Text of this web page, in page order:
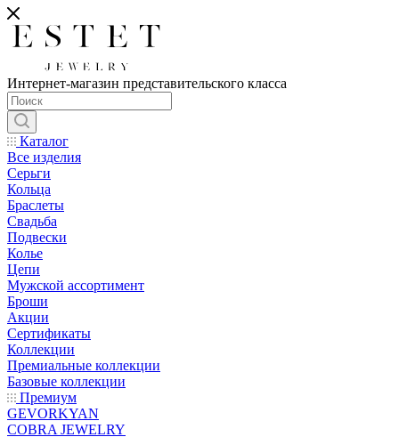
Интернет-магазин представительского класса
Каталог
Все изделия
Серьги
Кольца
Браслеты
Свадьба
Подвески
Колье
Цепи
Мужской ассортимент
Броши
Акции
Сертификаты
Коллекции
Премиальные коллекции
Базовые коллекции
Премиум
GEVORKYAN
COBRA JEWELRY